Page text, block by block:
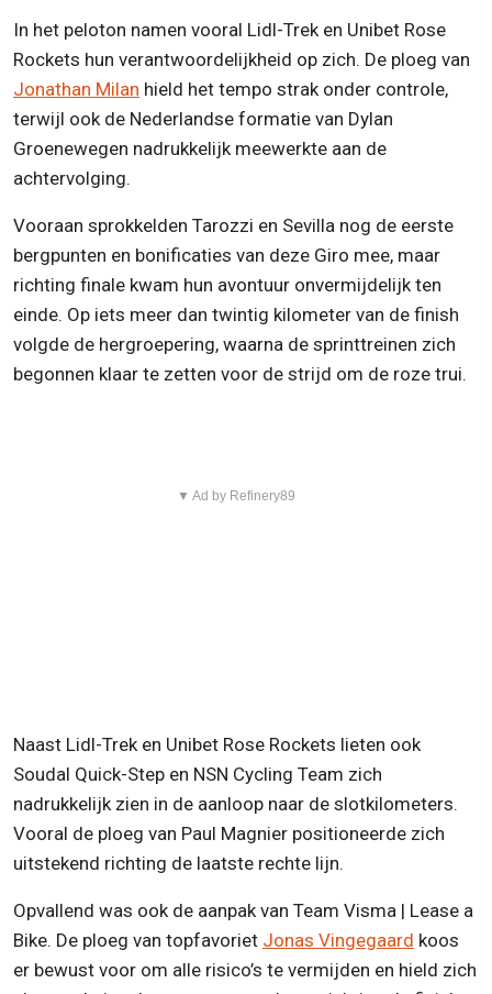
In het peloton namen vooral Lidl-Trek en Unibet Rose
Rockets hun verantwoordelijkheid op zich. De ploeg van
Jonathan Milan hield het tempo strak onder controle,
terwijl ook de Nederlandse formatie van Dylan
Groenewegen nadrukkelijk meewerkte aan de
achtervolging.
Vooraan sprokkelden Tarozzi en Sevilla nog de eerste
bergpunten en bonificaties van deze Giro mee, maar
richting finale kwam hun avontuur onvermijdelijk ten
einde. Op iets meer dan twintig kilometer van de finish
volgde de hergroepering, waarna de sprinttreinen zich
begonnen klaar te zetten voor de strijd om de roze trui.
▼ Ad by Refinery89
Naast Lidl-Trek en Unibet Rose Rockets lieten ook
Soudal Quick-Step en NSN Cycling Team zich
nadrukkelijk zien in de aanloop naar de slotkilometers.
Vooral de ploeg van Paul Magnier positioneerde zich
uitstekend richting de laatste rechte lijn.
Opvallend was ook de aanpak van Team Visma | Lease a
Bike. De ploeg van topfavoriet Jonas Vingegaard koos
er bewust voor om alle risico’s te vermijden en hield zich